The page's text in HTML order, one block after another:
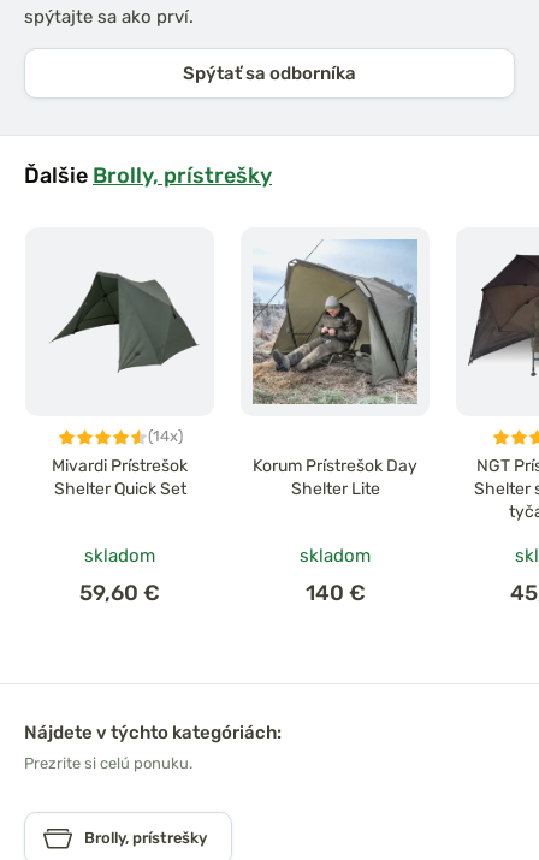
spýtajte sa ako prví.
Spýtať sa odborníka
Ďalšie Brolly, prístrešky
(14x)
Mivardi Prístrešok
Shelter Quick Set
skladom
59,60 €
Korum Prístrešok Day
Shelter Lite
skladom
140 €
NGT
Shelter
Nájdete v týchto kategóriách:
Prezrite si celú ponuku.
Brolly, prístrešky